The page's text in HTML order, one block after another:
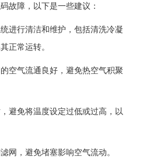
障，以下是一些建议：
行清洁和维护，包括清洗冷凝
正常运转。
气流通良好，避免热空气积聚
免将温度设定过低或过高，以
，避免堵塞影响空气流动。